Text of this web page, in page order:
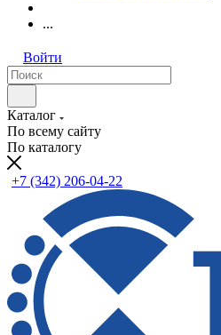
...
Войти
Каталог
По всему сайту
По каталогу
+7 (342) 206-04-22